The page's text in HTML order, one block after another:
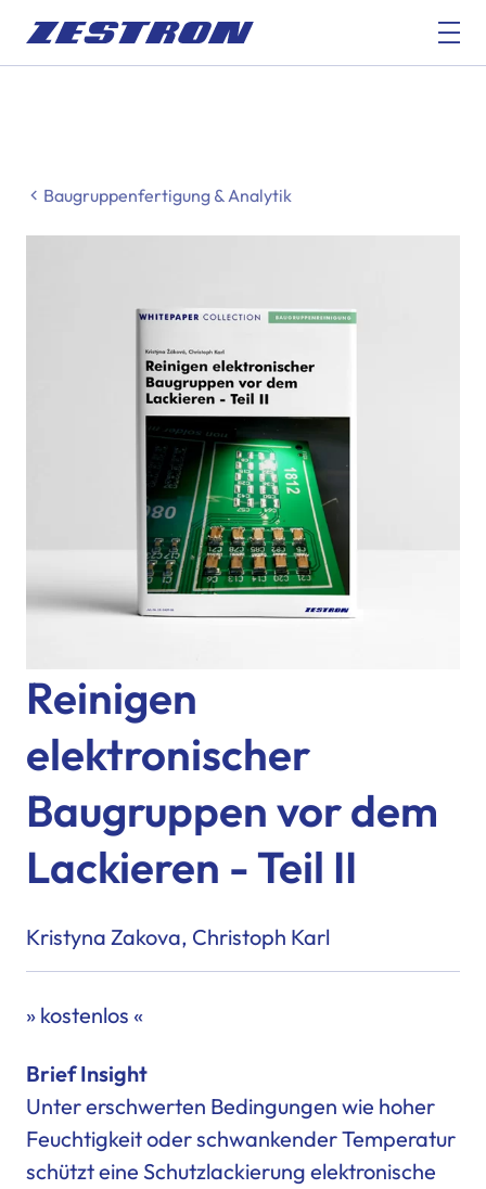
Baugruppenfertigung & Analytik
Reinigen
elektronischer
Baugruppen vor dem
Lackieren - Teil II
Kristyna Zakova, Christoph Karl
» kostenlos «
Brief Insight
Unter erschwerten Bedingungen wie hoher
Feuchtigkeitoder schwankender Temperatur
schützt eine Schutzlackierung elektronische